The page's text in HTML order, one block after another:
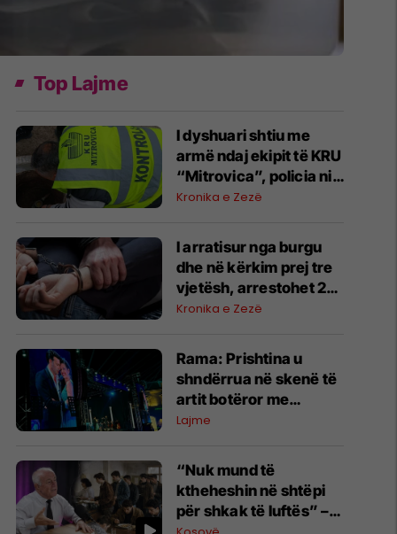
Top Lajme
I dyshuari shtiu me
armë ndaj ekipit të KRU
“Mitrovica”, policia nis
hetimet
Kronika e Zezë
I arratisur nga burgu
dhe në kërkim prej tre
vjetësh, arrestohet 21-
vjeçari në Shtime
Kronika e Zezë
Rama: Prishtina u
shndërrua në skenë të
artit botëror me
përmbylljen e festivalit
Lajme
“Nuk mund të
ktheheshin në shtëpi
për shkak të luftës” –